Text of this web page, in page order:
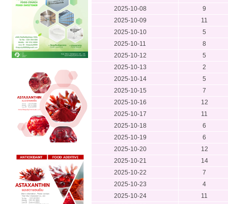
2025-10-08
9
2025-10-09
11
2025-10-10
5
2025-10-11
8
2025-10-12
5
2025-10-13
2
2025-10-14
5
2025-10-15
7
2025-10-16
12
2025-10-17
11
2025-10-18
6
2025-10-19
6
2025-10-20
12
2025-10-21
14
2025-10-22
7
2025-10-23
4
2025-10-24
11